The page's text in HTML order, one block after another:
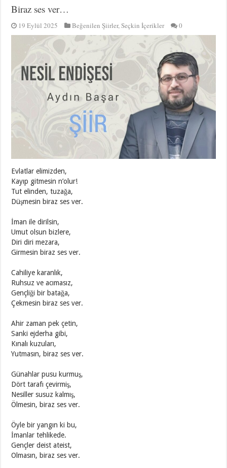
Biraz ses ver…
19 Eylül 2025 Beğenilen Şiirler,Seçkin İçerikler 0
Evlatlar elimizden,
Kayıp gitmesin n’olur!
Tut elinden, tuzağa,
Düşmesin biraz ses ver.
İman ile dirilsin,
Umut olsun bizlere,
Diri diri mezara,
Girmesin biraz ses ver.
Cahiliye karanlık,
Ruhsuz ve acımasız,
Gençliği bir batağa,
Çekmesin biraz ses ver.
Ahir zaman pek çetin,
Sanki ejderha gibi,
Kınalı kuzuları,
Yutmasın, biraz ses ver.
Günahlar pusu kurmuş,
Dört tarafı çevirmiş,
Nesiller susuz kalmış,
Ölmesin, biraz ses ver.
Öyle bir yangın ki bu,
İmanlar tehlikede.
Gençler deist ateist,
Olmasın, biraz ses ver.